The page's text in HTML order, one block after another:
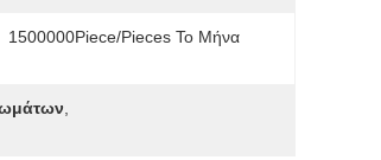
1500000Piece/Pieces Το Μήνα